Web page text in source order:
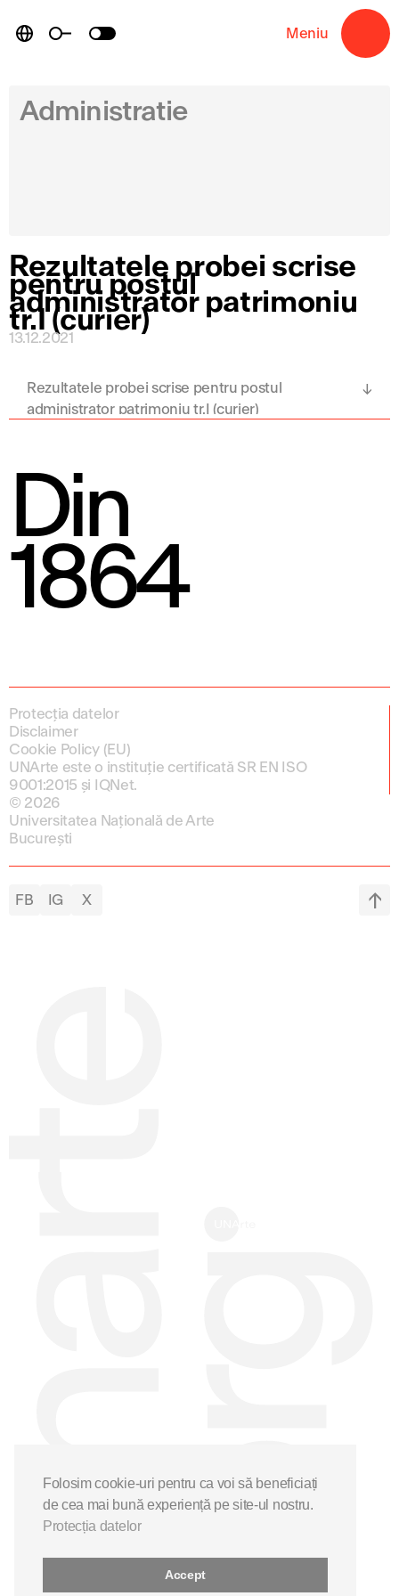
content
Meniu
Administratie
Rezultatele probei scrise
pentru postul
administrator patrimoniu
tr.I (curier)
13.12.2021
Rezultatele probei scrise pentru postul
administrator patrimoniu tr.I (curier)
Din
1864
Protecția datelor
Disclaimer
Cookie Policy (EU)
UNArte este o instituție certificată SR EN ISO
9001:2015 și IQNet.
© 2026
Universitatea Națională de Arte
București
FB IG X
Folosim cookie-uri pentru ca voi să beneficiați
de cea mai bună experiență pe site-ul nostru.
Protecția datelor
Accept